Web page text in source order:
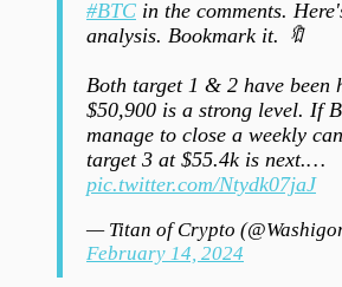
#BTC in the comments.
analysis. Bookmark it. 🔖
Both target 1 & 2 have been
$50,900 is a strong level. If
manage to close a weekly
target 3 at $55.4k is next.…
pic.twitter.com/Ntydk07jaJ
— Titan of Crypto
February 14, 2024